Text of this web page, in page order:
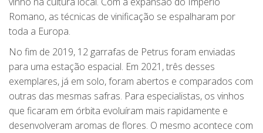
Romano, as técnicas de vinificação se espalharam por
toda a Europa.
No fim de 2019, 12 garrafas de Petrus foram enviadas
para uma estação espacial. Em 2021, três desses
exemplares, já em solo, foram abertos e comparados com
outras das mesmas safras. Para especialistas, os vinhos
que ficaram em órbita evoluíram mais rapidamente e
desenvolveram aromas de flores. O mesmo acontece com